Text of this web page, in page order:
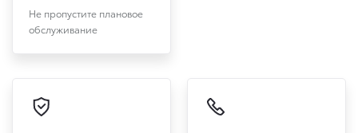
Не пропустите плановое
обслуживание